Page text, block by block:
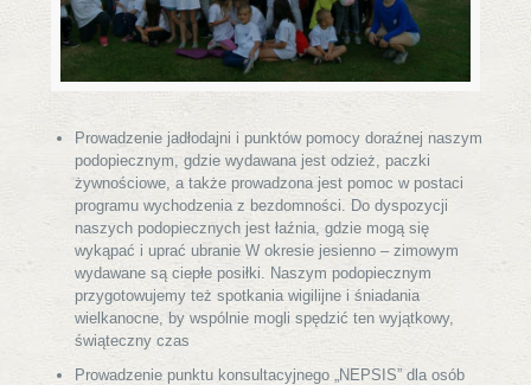
Prowadzenie jadłodajni i punktów pomocy doraźnej naszym
podopiecznym, gdzie wydawana jest odzież, paczki
żywnościowe, a także prowadzona jest pomoc w postaci
programu wychodzenia z bezdomności. Do dyspozycji
naszych podopiecznych jest łaźnia, gdzie mogą się
wykąpać i uprać ubranie W okresie jesienno – zimowym
wydawane są ciepłe posiłki. Naszym podopiecznym
przygotowujemy też spotkania wigilijne i śniadania
wielkanocne, by wspólnie mogli spędzić ten wyjątkowy,
świąteczny czas
Prowadzenie punktu konsultacyjnego „NEPSIS” dla osób